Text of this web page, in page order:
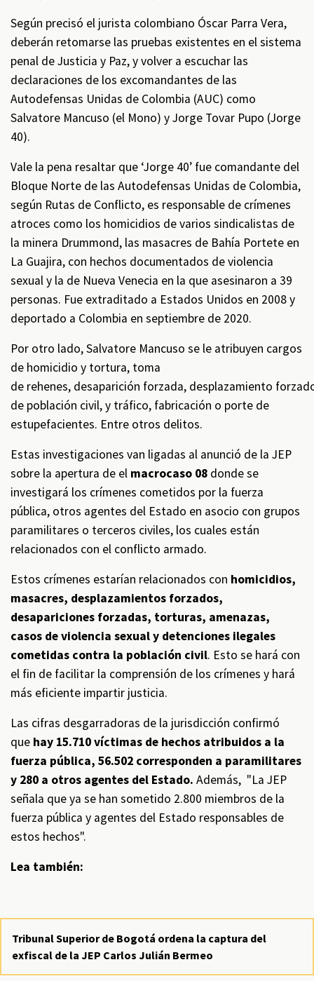
Según precisó el jurista colombiano Óscar Parra Vera,
deberán retomarse las pruebas existentes en el sistema
penal de Justicia y Paz, y volver a escuchar las
declaraciones de los excomandantes de las
Autodefensas Unidas de Colombia (AUC) como
Salvatore Mancuso (el Mono) y Jorge Tovar Pupo (Jorge
40).
Vale la pena resaltar que ‘Jorge 40’ fue comandante del
Bloque Norte de las Autodefensas Unidas de Colombia,
según Rutas de Conflicto, es responsable de crímenes
atroces como los homicidios de varios sindicalistas de
la minera Drummond, las masacres de Bahía Portete en
La Guajira, con hechos documentados de violencia
sexual y la de Nueva Venecia en la que asesinaron a 39
personas. Fue extraditado a Estados Unidos en 2008 y
deportado a Colombia en septiembre de 2020.
Por otro lado, Salvatore Mancuso se le atribuyen cargos
de homicidio y tortura, toma
de rehenes, desaparición forzada, desplazamiento
de población civil, y tráfico, fabricación o porte de
estupefacientes. Entre otros delitos.
Estas investigaciones van ligadas al anunció de la JEP
sobre la apertura de el macrocaso 08 donde se
investigará los crímenes cometidos por la fuerza
pública, otros agentes del Estado en asocio con grupos
paramilitares o terceros civiles, los cuales están
relacionados con el conflicto armado.
Estos crímenes estarían relacionados con homicidios,
masacres, desplazamientos forzados,
desapariciones forzadas, torturas, amenazas,
casos de violencia sexual y detenciones ilegales
cometidas contra la población civil. Esto se hará con
el fin de facilitar la comprensión de los crímenes y hará
más eficiente impartir justicia.
Las cifras desgarradoras de la jurisdicción confirmó
que hay 15.710 víctimas de hechos atribuidos a la
fuerza pública, 56.502 corresponden a paramilitares
y 280 a otros agentes del Estado. Además, "La JEP
señala que ya se han sometido 2.800 miembros de la
fuerza pública y agentes del Estado responsables de
estos hechos".
Lea también:
Tribunal Superior de Bogotá ordena la captura del
exfiscal de la JEP Carlos Julián Bermeo